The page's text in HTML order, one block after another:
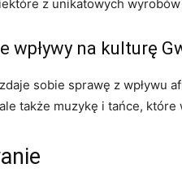
z unikatowych
wpływy na kulturę
sobie sprawę z wpływu
także muzykę i tańce,